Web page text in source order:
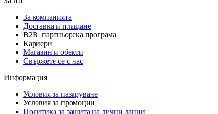
За компанията
Доставка и плащане
B2B партньорска програма
Кариери
Магазин и обекти
Свържете се с нас
Информация
Условия за пазаруване
Условия за промоции
Политика за защита на лични данни